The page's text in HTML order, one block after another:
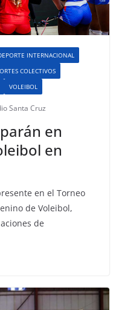
INTERNACIONAL
COLECTIVOS
VOLEIBOL
Santa Cruz
en
en
en el Torneo
de Voleibol,
de